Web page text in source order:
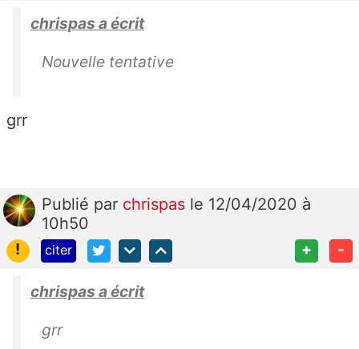
chrispas a écrit
Nouvelle tentative
grr
Publié par chrispas le 12/04/2020 à
10h50
!
citer + -
chrispas a écrit
grr